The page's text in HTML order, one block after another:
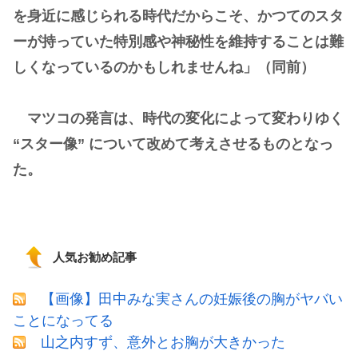
を身近に感じられる時代だからこそ、かつてのスタ
ーが持っていた特別感や神秘性を維持することは難
しくなっているのかもしれませんね」（同前）
マツコの発言は、時代の変化によって変わりゆく
“スター像” について改めて考えさせるものとなっ
た。
人気お勧め記事
【画像】田中みな実さんの妊娠後の胸がヤバい
ことになってる
山之内すず、意外とお胸が大きかった